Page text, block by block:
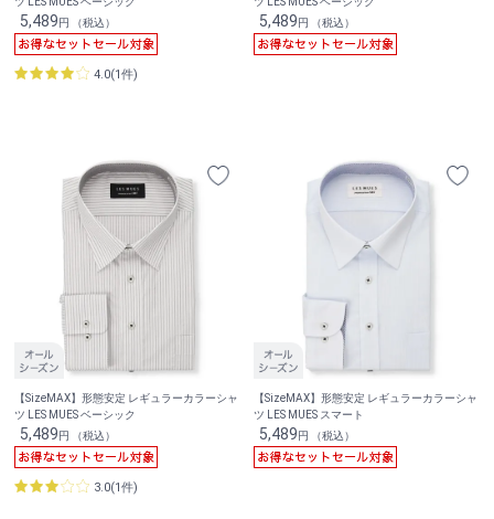
5,489円 （税込）
4.0(1件)
5,489円 （税込）
【SizeMAX】形態安定 レギュラーカラーシャ
ツ LES MUES ベーシック
5,489円 （税込）
3.0(1件)
【SizeMAX】形態安定 レギュラーカラーシャ
ツ LES MUES スマート
5,489円 （税込）